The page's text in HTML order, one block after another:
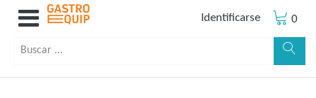
Identificarse 0